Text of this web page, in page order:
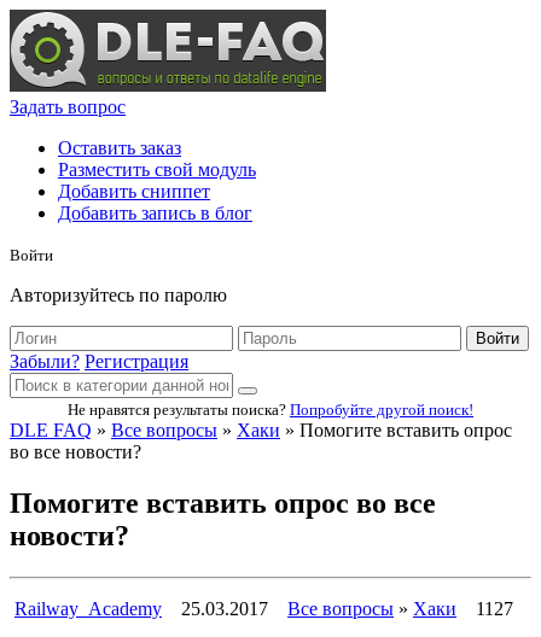
Задать вопрос
Оставить заказ
Разместить свой модуль
Добавить сниппет
Добавить запись в блог
Войти
Авторизуйтесь по паролю
Войти
Забыли? Регистрация
Не нравятся результаты поиска? Попробуйте другой поиск!
DLE FAQ » Все вопросы » Хаки » Помогите вставить опрос
во все новости?
Помогите вставить опрос во все
новости?
Railway_Academy 25.03.2017 Все вопросы » Хаки
1127